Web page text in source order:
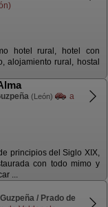
hotel rural, hotel con
alojamiento rural, hostal
(León)
a
principios del Siglo XIX,
con todo mimo y
...
/ Prado de